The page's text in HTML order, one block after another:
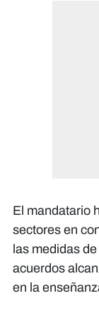
El mandatario
sectores en
las medidas
acuerdos
en la